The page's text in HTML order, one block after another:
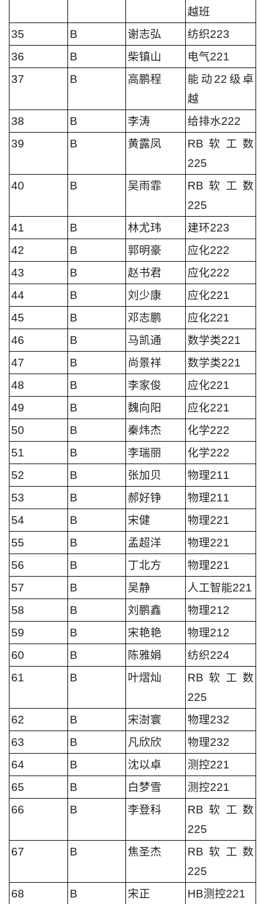
越班
35
B 谢志弘
纺织223
36
B 柴镇山
电气221
37
B 高鹏程
能动22级卓
越
38
B 李涛
给排水222
39
B 黄露凤
RB软工数
225
40
B 吴雨霏
RB软工数
225
41
B 林尤玮
建环223
42
B 郭明豪
应化222
43
B 赵书君
应化222
44
B 刘少康
应化221
45
B 邓志鹏
应化221
46
B 马凯通
数学类221
47
B 尚景祥
数学类221
48
B 李家俊
应化221
49
B 魏向阳
应化221
50
B 秦炜杰
化学222
51
B 李瑞丽
化学222
52
B 张加贝
物理211
53
B 郝好铮
物理211
54
B 宋健
物理221
55
B 孟超洋
物理221
56
B 丁北方
物理221
57
B 吴静
人工智能221
58
B 刘鹏鑫
物理212
59
B 宋艳艳
物理212
60
B 陈雅娟
纺织224
61
B 叶熠灿
RB软工数
225
62
B 宋澍寰
物理232
63
B 凡欣欣
物理232
64
B 沈以卓
测控221
65
B 白梦雪
测控221
66
B 李登科
RB软工数
225
67
B 焦圣杰
RB软工数
225
68
B 宋正
HB测控221